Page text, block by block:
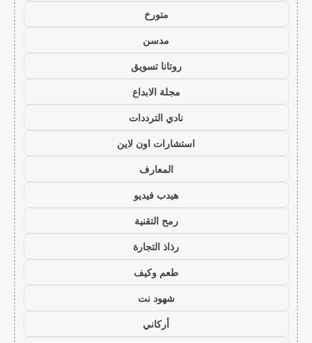
متورخ
مدسن
روتانا تسويق
مجلة الابداع
نادي الترددات
استشارات اون لاين
المعارف
هيدب فيديو
رمح التقنية
رذاذ التجارة
طعم وكيف
شهود نت
أركاني